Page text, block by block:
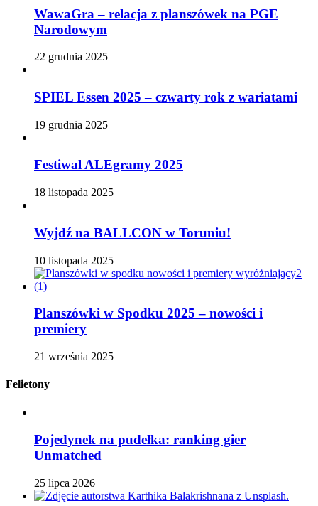
WawaGra – relacja z planszówek na PGE
Narodowym
22 grudnia 2025
SPIEL Essen 2025 – czwarty rok z wariatami
19 grudnia 2025
Festiwal ALEgramy 2025
18 listopada 2025
Wyjdź na BALLCON w Toruniu!
10 listopada 2025
Planszówki w Spodku 2025 – nowości i
premiery
21 września 2025
Felietony
Pojedynek na pudełka: ranking gier
Unmatched
25 lipca 2026